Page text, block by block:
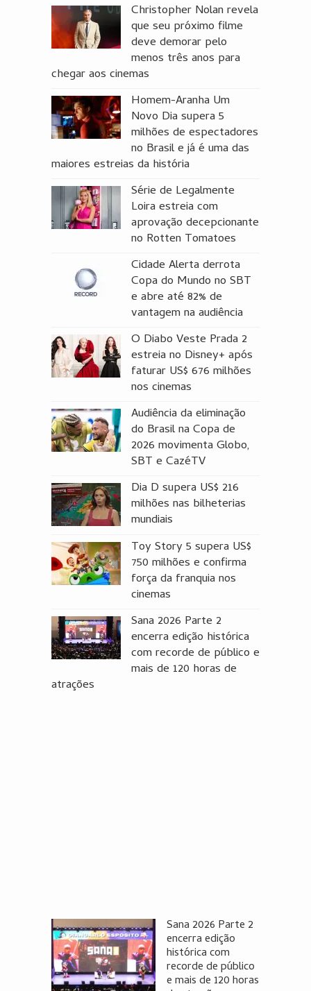
Christopher Nolan revela
que seu próximo filme
deve demorar pelo
menos três anos para
chegar aos cinemas
Homem-Aranha Um
Novo Dia supera 5
milhões de espectadores
no Brasil e já é uma das
maiores estreias da história
Série de Legalmente
Loira estreia com
aprovação decepcionante
no Rotten Tomatoes
Cidade Alerta derrota
Copa do Mundo no SBT
e abre até 82% de
vantagem na audiência
O Diabo Veste Prada 2
estreia no Disney+ após
faturar US$ 676 milhões
nos cinemas
Audiência da eliminação
do Brasil na Copa de
2026 movimenta Globo,
SBT e CazéTV
Dia D supera US$ 216
milhões nas bilheterias
mundiais
Toy Story 5 supera US$
750 milhões e confirma
força da franquia nos
cinemas
Sana 2026 Parte 2
encerra edição histórica
com recorde de público e
mais de 120 horas de
atrações
Sana 2026 Parte 2
encerra edição
histórica com
recorde de público
e mais de 120 horas